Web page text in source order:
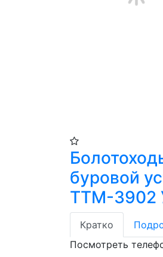
буровой
ТТМ-3902
Кратко
Посмотреть